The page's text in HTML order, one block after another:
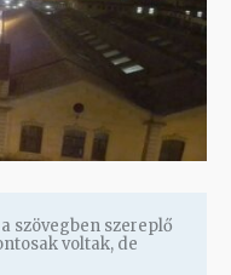
a szövegben szereplő
voltak, de